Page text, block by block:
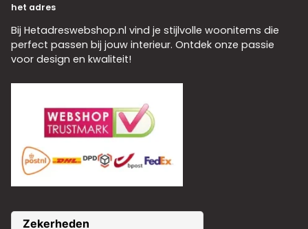
het adres
Bij Hetadreswebshop.nl vind je stijlvolle woonitems die
perfect passen bij jouw interieur. Ontdek onze passie
voor design en kwaliteit!